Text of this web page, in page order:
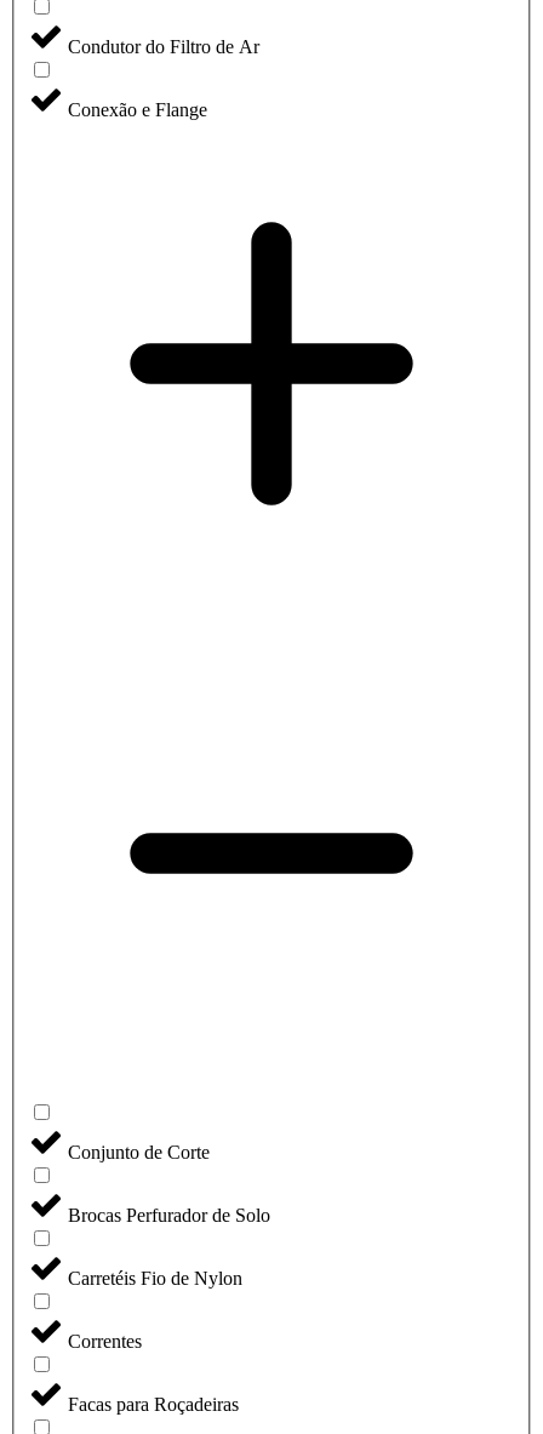
Condutor do Filtro de Ar
Conexão e Flange
Conjunto de Corte
Brocas Perfurador de Solo
Carretéis Fio de Nylon
Correntes
Facas para Roçadeiras